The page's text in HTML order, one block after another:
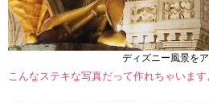
ディズニー風景を
こんなステキな写真だって作れちゃいま